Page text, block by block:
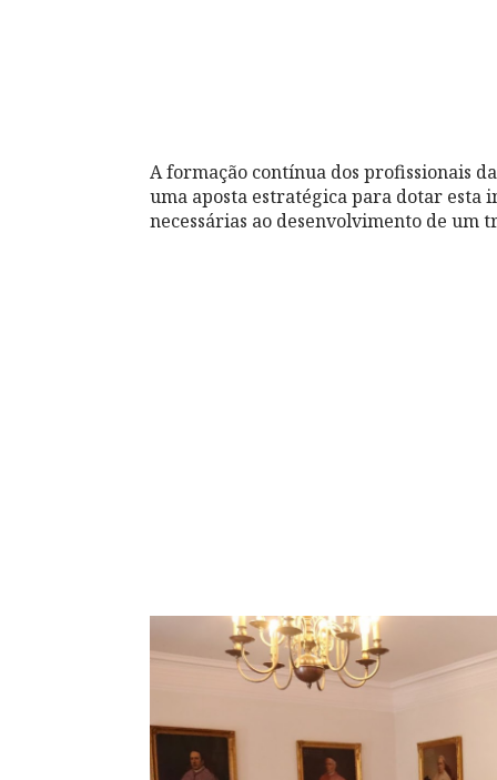
A formação contínua dos profissionais
uma aposta estratégica para dotar esta
necessárias ao desenvolvimento de um